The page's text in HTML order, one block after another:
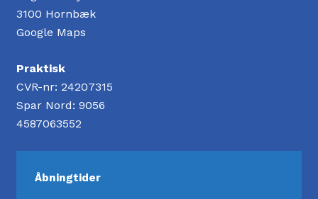
3100 Hornbæk
Google Maps
Praktisk
CVR-nr: 24207315
Spar Nord: 9056
4587063552
Åbningtider